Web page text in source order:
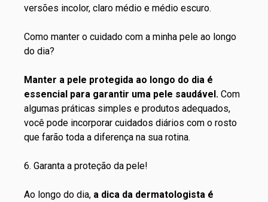
versões incolor, claro médio e médio escuro.
Como manter o cuidado com a minha pele ao longo
do dia?
Manter a pele protegida ao longo do dia é
essencial para garantir uma pele saudável. Com
algumas práticas simples e produtos adequados,
você pode incorporar cuidados diários com o rosto
que farão toda a diferença na sua rotina.
6. Garanta a proteção da pele!
Ao longo do dia, a dica da dermatologista é